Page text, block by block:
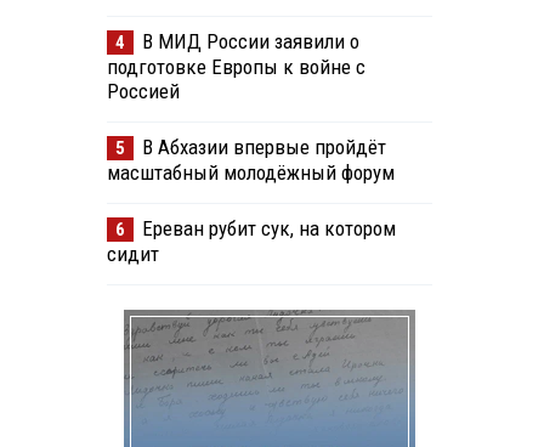
4
В МИД России заявили о
подготовке Европы к войне с
Россией
5
В Абхазии впервые пройдёт
масштабный молодёжный форум
6
Ереван рубит сук, на котором
сидит